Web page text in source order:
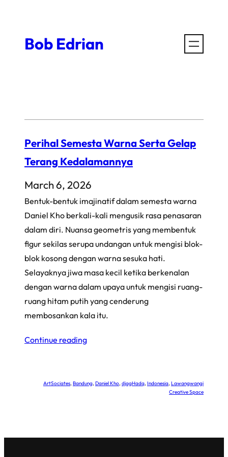
contentBob Edrian
Perihal Semesta Warna Serta Gelap
Terang Kedalamannya
March 6, 2026
Bentuk-bentuk imajinatif dalam semesta warna
Daniel Kho berkali-kali mengusik rasa penasaran
dalam diri. Nuansa geometris yang membentuk
figur sekilas serupa undangan untuk mengisi blok-
blok kosong dengan warna sesuka hati.
Selayaknya jiwa masa kecil ketika berkenalan
dengan warna dalam upaya untuk mengisi ruang-
ruang hitam putih yang cenderung
membosankan kala itu.
Continue reading
ArtSociates, Bandung, Daniel Kho, djagHadq, Indonesia, Lawangwangi
Creative Space